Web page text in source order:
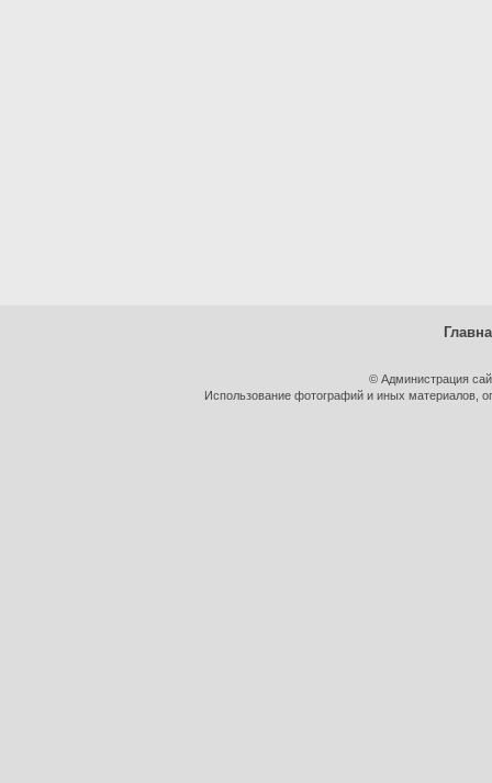
© Администрация
Использование фотографий и иных материалов,